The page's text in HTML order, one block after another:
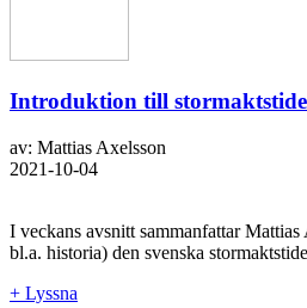
Introduktion till
av: Mattias Axelsson
2021-10-04
I veckans avsnitt sammanfattar
bl.a. historia) den svenska
+ Lyssna